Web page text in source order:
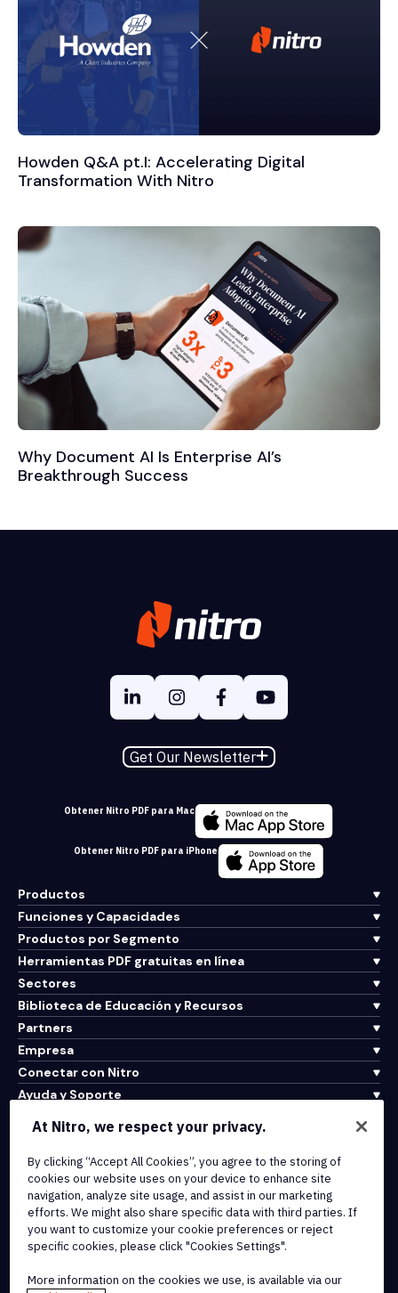
Howden Q&A pt.I: Accelerating Digital
Transformation With Nitro
Why Document AI Is Enterprise AI’s
Breakthrough Success
Get Our Newsletter
Obtener Nitro PDF para Mac
Obtener Nitro PDF para iPhone
Productos
Funciones y Capacidades
Productos por Segmento
Herramientas PDF gratuitas en línea
Sectores
Biblioteca de Educación y Recursos
Partners
Empresa
Conectar con Nitro
Ayuda y Soporte
Terms of Service
Cookie Policy
Copyright Policy
All Terms & Policies
At Nitro, we respect your privacy.
By clicking “Accept All Cookies”, you agree to the storing of
cookies our website uses on your device to enhance site
navigation, analyze site usage, and assist in our marketing
efforts. We might also share specific data with third parties. If
you want to customize your cookie preferences or reject
specific cookies, please click "Cookies Settings".
More information on the cookies we use, is available via our